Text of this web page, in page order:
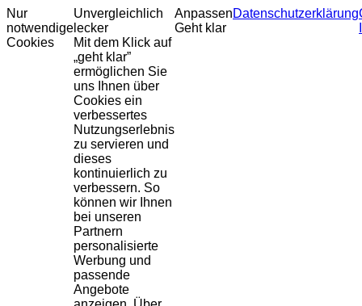
Nur
notwendige
Cookies
Unvergleichlich
lecker
Mit dem Klick auf
„geht klar”
ermöglichen Sie
uns Ihnen über
Cookies ein
verbessertes
Nutzungserlebnis
zu servieren und
dieses
kontinuierlich zu
verbessern. So
können wir Ihnen
bei unseren
Partnern
personalisierte
Werbung und
passende
Angebote
Anpassen
Geht klar
Datenschutzerklärung